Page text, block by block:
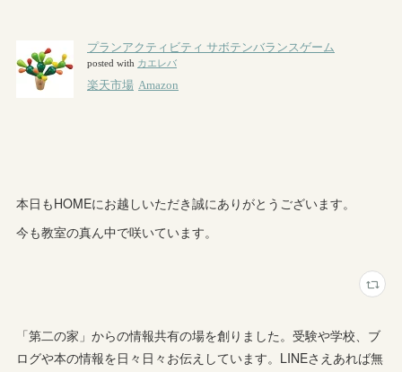
本日もHOMEにお越しいただき誠にありがとうございます。
今も教室の真ん中で咲いています。
「第二の家」からの情報共有の場を創りました。受験や学校、ブ
ログや本の情報を日々日々お伝えしています。LINEさえあれば無